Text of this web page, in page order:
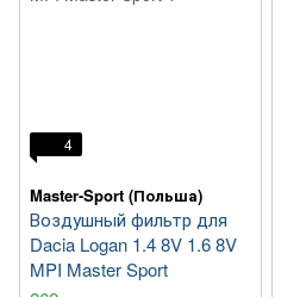
4
Master-Sport (Польша)
Воздушный фильтр для
Dacia Logan 1.4 8V 1.6 8V
MPI Master Sport